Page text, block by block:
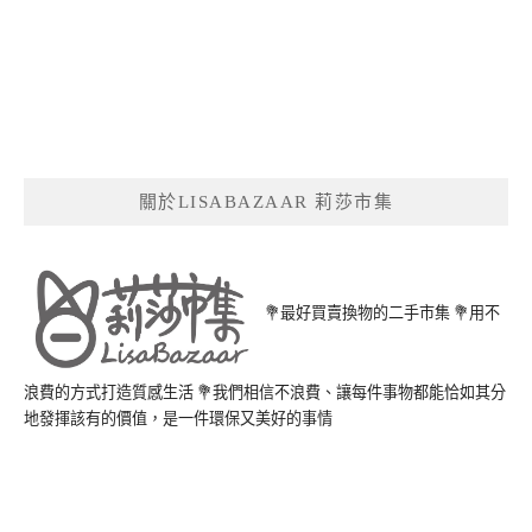
關於LISABAZAAR 莉莎市集
💐最好買賣換物的二手市集 💐用不
浪費的方式打造質感生活 💐我們相信不浪費、讓每件事物都能恰如其分
地發揮該有的價值，是一件環保又美好的事情